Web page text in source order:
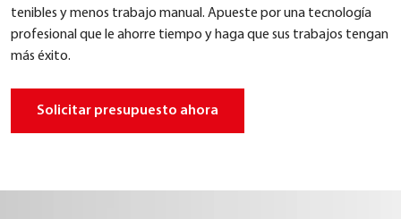
teni­bles y menos tra­ba­jo manu­al. Apues­te por una tec­no­lo­gía
pro­fe­sio­nal que le ahor­re tiem­po y haga que sus tra­ba­jos ten­gan
más éxi­to.
Soli­ci­tar pre­supues­to aho­ra